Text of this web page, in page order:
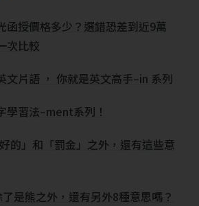
函授價格多少？選錯恐差到近9萬
次比較
文片語 ， 你就是英文高手–in 系列
學習法–ment系列！
的」和「罰金」之外，還有這些意
是熊之外，還有另外8種意思嗎？